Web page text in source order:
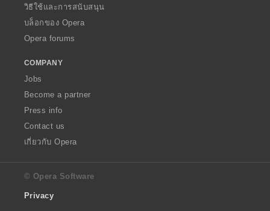
วิธีใช้และการสนับสนุน
บล็อกของ Opera
Opera forums
COMPANY
Jobs
Become a partner
Press info
Contact us
เกี่ยวกับ Opera
© Opera Software
Privacy